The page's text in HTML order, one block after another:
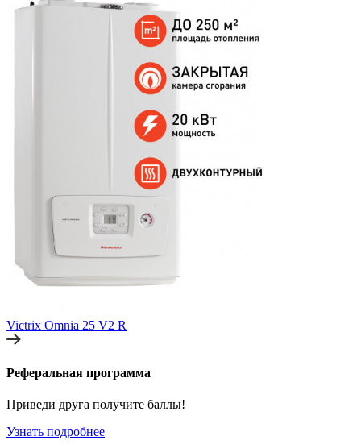
Victrix Omnia 25 V2 R
Реферальная программа
Приведи друга получите баллы!
Узнать подробнее